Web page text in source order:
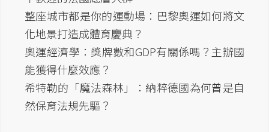
整座城市都是你的運動場：巴黎奧運如何將文
化地景打造成體育慶典？
奧運經濟學：獎牌數和GDP有關係嗎？主辦國
能獲得什麼效應？
希特勒的「魔法森林」：納粹德國為何曾是自
然保育法規先驅？